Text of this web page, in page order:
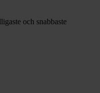
och snabbaste